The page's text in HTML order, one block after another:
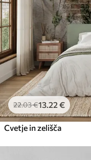
22.03€13 .22 €
Cvetje in zelišča